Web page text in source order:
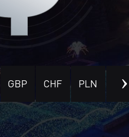
GBP CHF PLN ILS